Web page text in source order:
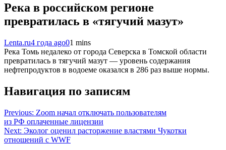
Река в российском регионе
превратилась в «тягучий мазут»
Lenta.ru4 года ago01 mins
Река Томь недалеко от города Северска в Томской области
превратилась в тягучий мазут — уровень содержания
нефтепродуктов в водоеме оказался в 286 раз выше нормы.
Навигация по записям
Previous: Zoom начал отключать пользователям
из РФ оплаченные лицензии
Next: Эколог оценил расторжение властями Чукотки
отношений с WWF